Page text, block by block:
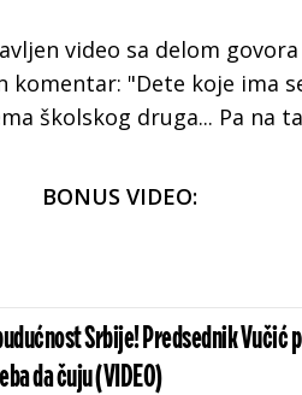
video sa delom
komentar: "Dete koje ima
školskog druga... Pa na
BONUS VIDEO:
Srbije! Predsednik Vučić
da čuju (VIDEO)